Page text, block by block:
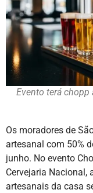
Evento terá chopp
Os moradores de
artesanal com 50%
junho. No evento
Cervejaria Nacional,
artesanais da casa